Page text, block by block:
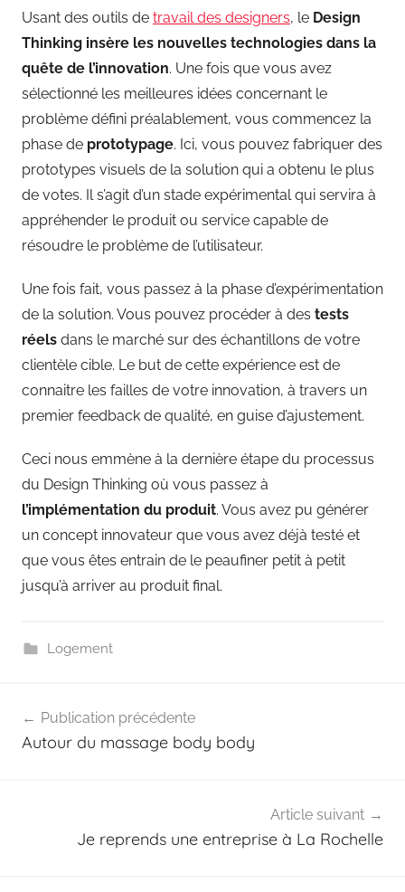
Usant des outils de travail des designers, le Design
Thinking insère les nouvelles technologies dans la
quête de l’innovation. Une fois que vous avez
sélectionné les meilleures idées concernant le
problème défini préalablement, vous commencez la
phase de prototypage. Ici, vous pouvez fabriquer des
prototypes visuels de la solution qui a obtenu le plus
de votes. Il s’agit d’un stade expérimental qui servira à
appréhender le produit ou service capable de
résoudre le problème de l’utilisateur.
Une fois fait, vous passez à la phase d’expérimentation
de la solution. Vous pouvez procéder à des tests
réels dans le marché sur des échantillons de votre
clientèle cible. Le but de cette expérience est de
connaitre les failles de votre innovation, à travers un
premier feedback de qualité, en guise d’ajustement.
Ceci nous emmène à la dernière étape du processus
du Design Thinking où vous passez à
l’implémentation du produit. Vous avez pu générer
un concept innovateur que vous avez déjà testé et
que vous êtes entrain de le peaufiner petit à petit
jusqu’à arriver au produit final.
Logement
de
Publication précédente
Autour du massage body body
Article suivant
Je reprends une entreprise à La Rochelle